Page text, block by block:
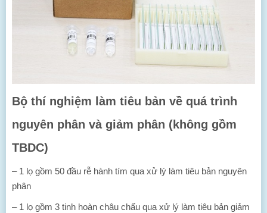
Bộ thí nghiệm làm tiêu bản về quá trình
nguyên phân và giảm phân (không gồm
TBDC)
– 1 lọ gồm 50 đầu rễ hành tím qua xử lý làm tiêu bản nguyên
phân
– 1 lọ gồm 3 tinh hoàn châu chấu qua xử lý làm tiêu bản giảm